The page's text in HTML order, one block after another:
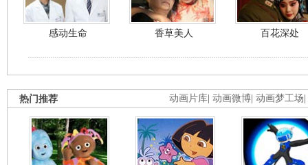
感动生命 香草美人 百花深处
动画片库 动画微博 动画梦工场
热门推荐